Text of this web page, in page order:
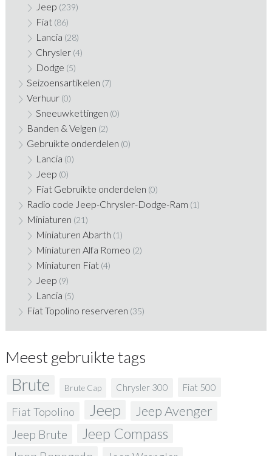
Jeep (239)
Fiat (86)
Lancia (28)
Chrysler (4)
Dodge (5)
Seizoensartikelen (7)
Verhuur (0)
Sneeuwkettingen (0)
Banden & Velgen (2)
Gebruikte onderdelen (0)
Lancia (0)
Jeep (0)
Fiat Gebruikte onderdelen (0)
Radio code Jeep-Chrysler-Dodge-Ram (1)
Miniaturen (21)
Miniaturen Abarth (1)
Miniaturen Alfa Romeo (2)
Miniaturen Fiat (4)
Jeep (9)
Lancia (5)
Fiat Topolino reserveren (35)
Meest gebruikte tags
Brute Brute Cap Chrysler 300 Fiat 500
Fiat Topolino Jeep Jeep Avenger
Jeep Brute Jeep Compass